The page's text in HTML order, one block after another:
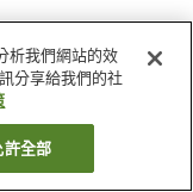
佐勘
析我們網站的效
分享給我們的社
許全部